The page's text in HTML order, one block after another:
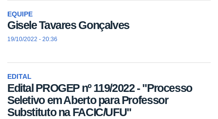
EQUIPE
Gisele Tavares Gonçalves
19/10/2022 - 20:36
EDITAL
Edital PROGEP nº 119/2022 - "Processo
Seletivo em Aberto para Professor
Substituto na FACIC/UFU"